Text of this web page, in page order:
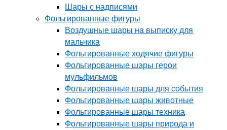
Шары с надписями
Фольгированные фигуры
Воздушные шары на выписку для
мальчика
Фольгированные ходячие фигуры
Фольгированные шары герои
мульфильмов
Фольгированные шары для события
Фольгированные шары животные
Фольгированные шары техника
Фольгированные шары природа и